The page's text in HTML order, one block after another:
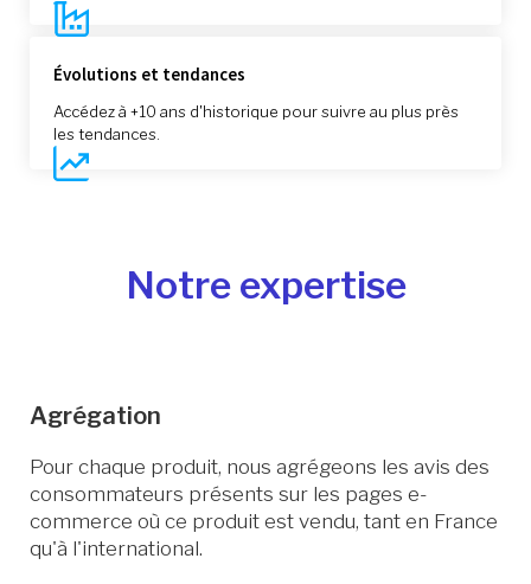
Évolutions et tendances
Accédez à +10 ans d'historique pour suivre au plus près
les tendances.
Notre expertise
Agrégation
Pour chaque produit, nous agrégeons les avis des
consommateurs présents sur les pages e-
commerce où ce produit est vendu, tant en France
qu'à l'international.